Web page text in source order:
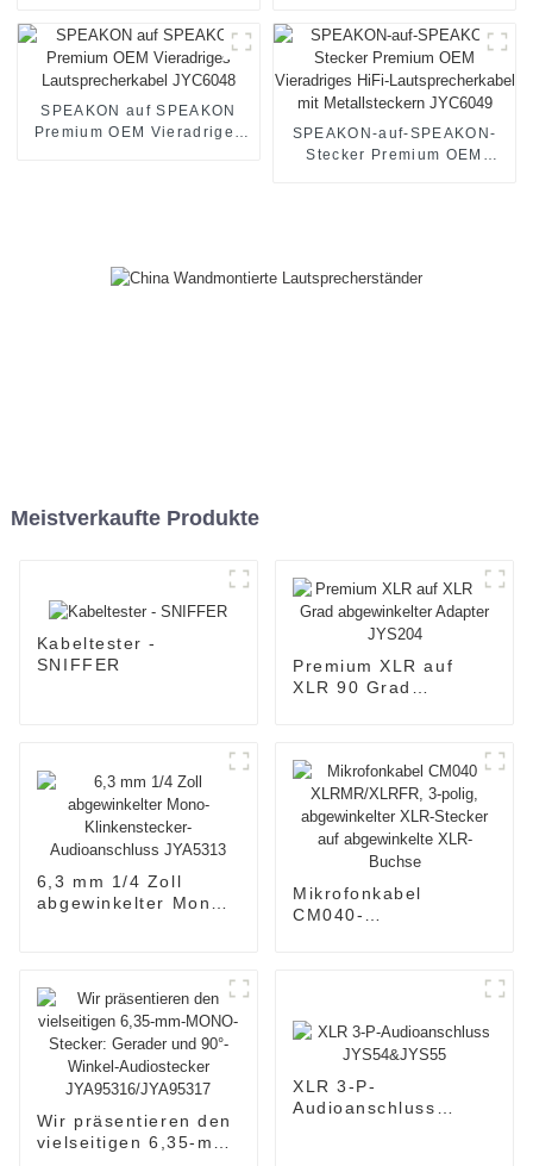
SPEAKON auf SPEAKON
Premium OEM Vieradriges
SPEAKON-auf-SPEAKON-
Stecker Premium OEM
Meistverkaufte Produkte
Kabeltester -
SNIFFER
Premium XLR auf
XLR 90 Grad
6,3 mm 1/4 Zoll
abgewinkelter Mono-
Mikrofonkabel
CM040-
Buchse
Wir präsentieren den
vielseitigen 6,35-mm-
XLR 3-P-
Audioanschluss